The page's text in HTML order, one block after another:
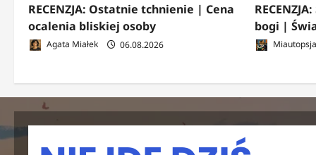
RECENZJA: Ostatnie tchnienie | Cena
ocalenia bliskiej osoby
Agata Miałek 06.08.2026
bogi |
Miautopsja